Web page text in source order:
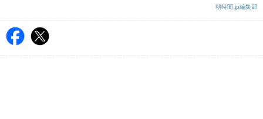
朝時間.jp編集部